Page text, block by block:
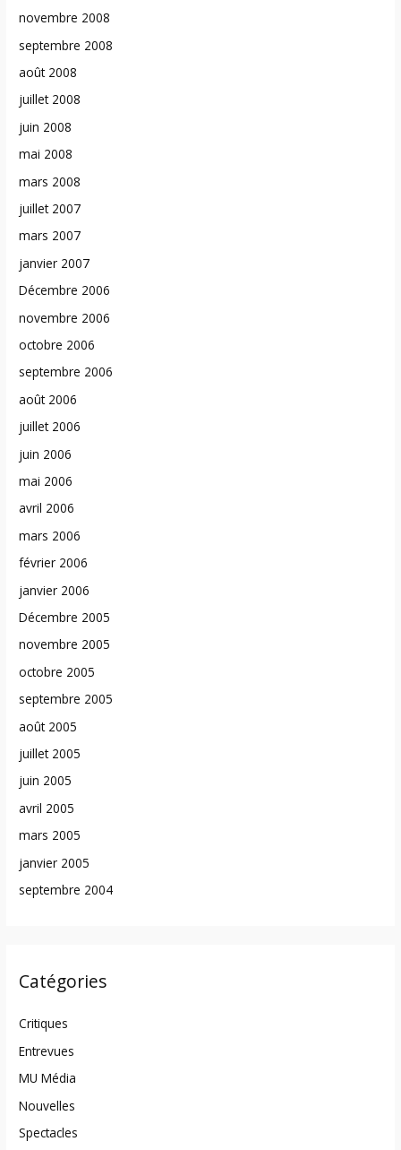
novembre 2008
septembre 2008
août 2008
juillet 2008
juin 2008
mai 2008
mars 2008
juillet 2007
mars 2007
janvier 2007
Décembre 2006
novembre 2006
octobre 2006
septembre 2006
août 2006
juillet 2006
juin 2006
mai 2006
avril 2006
mars 2006
février 2006
janvier 2006
Décembre 2005
novembre 2005
octobre 2005
septembre 2005
août 2005
juillet 2005
juin 2005
avril 2005
mars 2005
janvier 2005
septembre 2004
Catégories
Critiques
Entrevues
MU Média
Nouvelles
Spectacles